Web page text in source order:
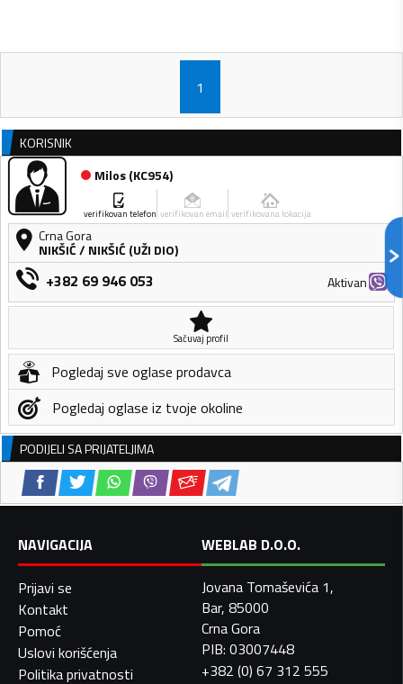
1
KORISNIK
Milos(KC954)
verifikovan telefon verifikovan email verifikovana lokacija
Crna Gora
NIKŠIĆ/ NIKŠIĆ (UŽI DIO)
+382 69 946 053 Aktivan
Sačuvaj profil
Pogledaj sve oglase prodavca
Pogledaj oglase iz tvoje okoline
PODIJELI SA PRIJATELJIMA
NAVIGACIJA
Prijavi se
Kontakt
Pomoć
Uslovi korišćenja
Politika privatnosti
WEBLAB D.O.O.
Jovana Tomaševića 1,
Bar, 85000
Crna Gora
PIB: 03007448
+382 (0) 67 312 555